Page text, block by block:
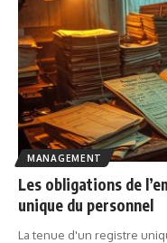
MANAGEMENT
Les obligations de
unique du personnel
La tenue d'un registre